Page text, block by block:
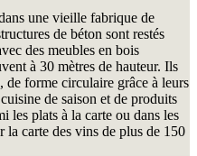
une vieille fabrique de
de béton sont restés
des meubles en bois
à 30 mètres de hauteur. Ils
forme circulaire grâce à leurs
de saison et de produits
les plats à la carte ou dans les
la carte des vins de plus de 150